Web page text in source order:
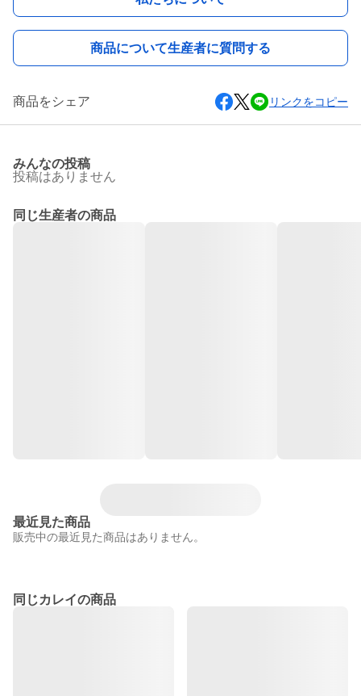
商品について生産者に質問する
商品をシェア リンクをコピー
みんなの投稿
投稿はありません
同じ生産者の商品
最近見た商品
販売中の最近見た商品はありません。
同じカレイの商品